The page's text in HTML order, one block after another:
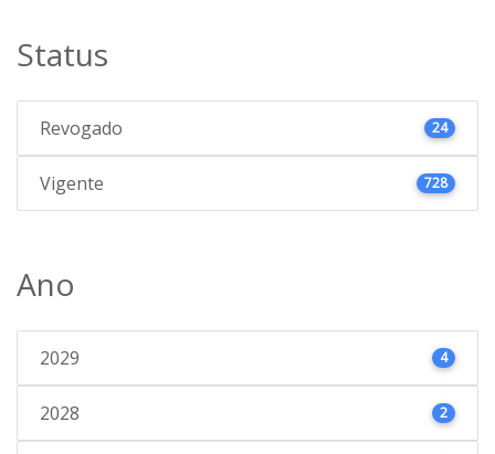
Status
Revogado 24
Vigente 728
Ano
2029 4
2028 2